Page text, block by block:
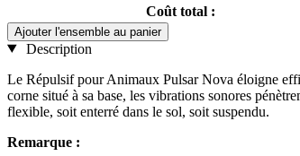
Coût total :
Ajouter l'ensemble au panier
Description
Le Répulsif pour Animaux Pulsar Nova éloigne
corne situé à sa base, les vibrations sonores
flexible, soit enterré dans le sol, soit suspendu.
Remarque :